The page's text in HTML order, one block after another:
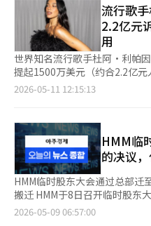
流行歌
2.2亿元
用
世界知名流行歌手杜阿·利帕
提起1500万美元（约合2.2亿元人民币）
体《综艺》的报道，利帕团队
得知此事后，利帕团队要求三
这一要求。 诉状中指出：“利帕的面孔在没有其同意或事先协商
的情况下，被大规模用于消费
任何许可，也不会给予。” 诉状还引用了一些消费者在看到印有
利帕照片的电视包装盒后表示
认为，这表明三星电子商业性
来自英国的利帕于2015年以单
张专辑《杜阿·利帕》在英国专
2026-05-11 12:15:13
HMM临
的决议
HMM临时股东大会通过总部迁
搬迁 HMM于8日召开临时股东
首尔变更为釜山的章程修正案
2026-05-09 06:57:00